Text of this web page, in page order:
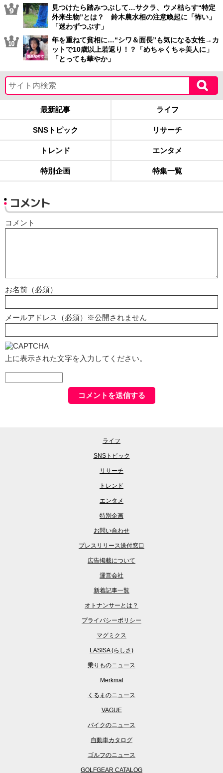
見つけたら踏みつぶして…サクラ、ウメ枯らす“特定
外来生物”とは？ 鈴木農水相の注意喚起に「怖い」
「迷わずつぶす」
年を重ねて貧相に…“シワ＆面長”も気になる女性→カ
ットで10歳以上若返り！？「めちゃくちゃ美人に」
「とっても華やか」
最新記事 ライフ
SNSトピック リサーチ
トレンド エンタメ
特別企画 特集一覧
コメント
コメント
お名前（必須）
メールアドレス（必須）※公開されません
上に表示された文字を入力してください。
ライフ
SNSトピック
リサーチ
トレンド
エンタメ
特別企画
お問い合わせ
プレスリリース送付窓口
広告掲載について
運営会社
新着記事一覧
オトナンサーとは？
プライバシーポリシー
マグミクス
LASISA (らしさ)
乗りものニュース
Merkmal
くるまのニュース
VAGUE
バイクのニュース
自動車カタログ
ゴルフのニュース
GOLFGEAR CATALOG